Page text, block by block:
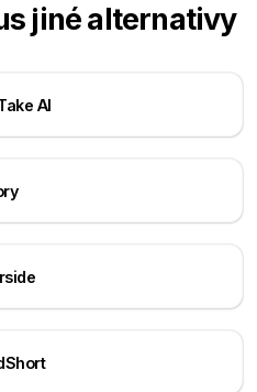
jiné alternativy
AI